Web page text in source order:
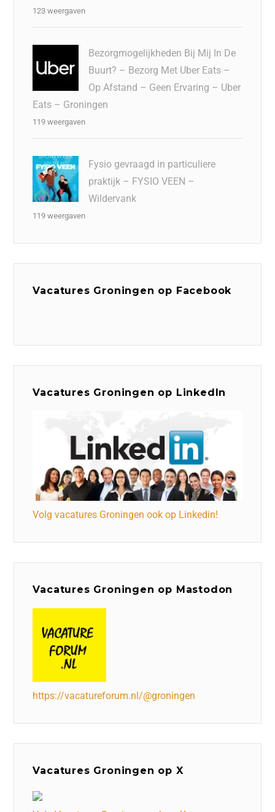
123 weergaven
Bezorgmogelijkheden Bij Mij In De
Buurt? – Bezorg Met Uber Eats –
Op Afstand – Geen Ervaring – Uber
Eats – Groningen
119 weergaven
Fysio gevraagd in particuliere
praktijk – FYSIO VEEN –
Wildervank
119 weergaven
Vacatures Groningen op Facebook
Vacatures Groningen op LinkedIn
Volg vacatures Groningen ook op Linkedin!
Vacatures Groningen op Mastodon
https://vacatureforum.nl/@groningen
Vacatures Groningen op X